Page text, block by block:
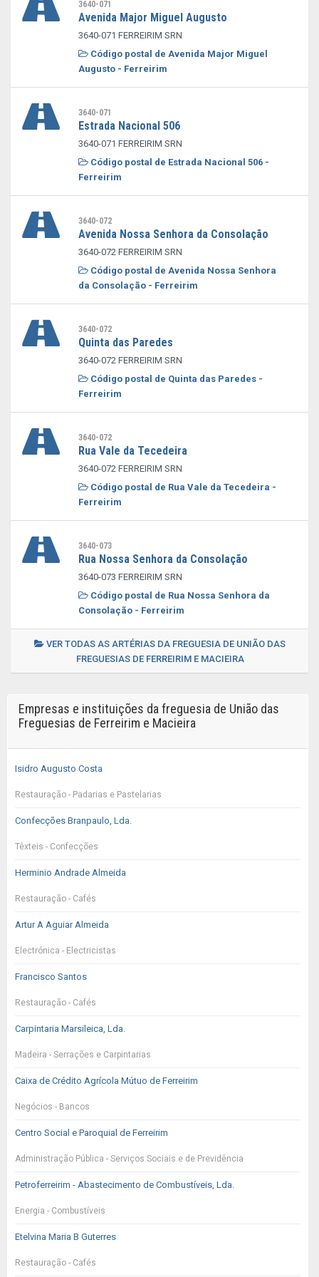
3640-071
Avenida Major Miguel Augusto
3640-071 FERREIRIM SRN
Código postal de Avenida Major Miguel
Augusto - Ferreirim
3640-071
Estrada Nacional 506
3640-071 FERREIRIM SRN
Código postal de Estrada Nacional 506 -
Ferreirim
3640-072
Avenida Nossa Senhora da Consolação
3640-072 FERREIRIM SRN
Código postal de Avenida Nossa Senhora
da Consolação - Ferreirim
3640-072
Quinta das Paredes
3640-072 FERREIRIM SRN
Código postal de Quinta das Paredes -
Ferreirim
3640-072
Rua Vale da Tecedeira
3640-072 FERREIRIM SRN
Código postal de Rua Vale da Tecedeira -
Ferreirim
3640-073
Rua Nossa Senhora da Consolação
3640-073 FERREIRIM SRN
Código postal de Rua Nossa Senhora da
Consolação - Ferreirim
VER TODAS AS ARTÉRIAS DA FREGUESIA DE UNIÃO DAS
FREGUESIAS DE FERREIRIM E MACIEIRA
Empresas e instituições da freguesia de União das
Freguesias de Ferreirim e Macieira
Isidro Augusto Costa
Restauração - Padarias e Pastelarias
Confecções Branpaulo, Lda.
Têxteis - Confecções
Herminio Andrade Almeida
Restauração - Cafés
Artur A Aguiar Almeida
Electrónica - Electricistas
Francisco Santos
Restauração - Cafés
Carpintaria Marsileica, Lda.
Madeira - Serrações e Carpintarias
Caixa de Crédito Agrícola Mútuo de Ferreirim
Negócios - Bancos
Centro Social e Paroquial de Ferreirim
Administração Pública - Serviços Sociais e de Previdência
Petroferreirim - Abastecimento de Combustíveis, Lda.
Energia - Combustíveis
Etelvina Maria B Guterres
Restauração - Cafés